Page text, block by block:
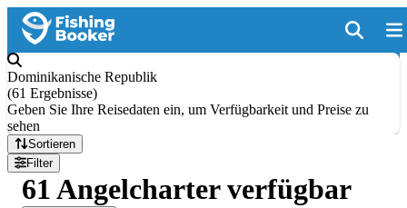
Dominikanische Republik
(61 Ergebnisse)
Geben Sie Ihre Reisedaten ein, um Verfügbarkeit und Preise zu
sehen
Sortieren
Filter
61 Angelcharter verfügbar